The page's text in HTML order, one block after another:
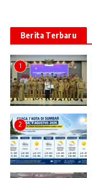
Berita Terbaru
1
2